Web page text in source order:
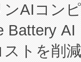
プ
薬品製造
施設の
AIコン
Battery
トを削